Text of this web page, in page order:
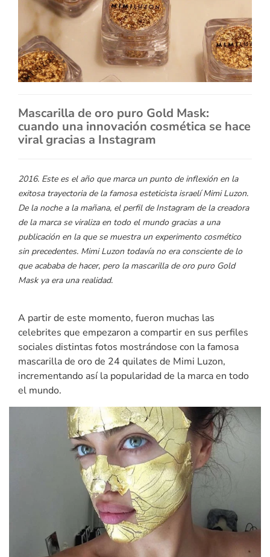
Mascarilla de oro puro Gold Mask:
cuando una innovación cosmética se hace
viral gracias a Instagram
2016. Este es el año que marca un punto de inflexión en la
exitosa trayectoria de la famosa esteticista israelí Mimi Luzon.
De la noche a la mañana, el perfil de Instagram de la creadora
de la marca se viraliza en todo el mundo gracias a una
publicación en la que se muestra un experimento cosmético
sin precedentes. Mimi Luzon todavía no era consciente de lo
que acababa de hacer, pero la mascarilla de oro puro Gold
Mask ya era una realidad.
A partir de este momento, fueron muchas las
celebrites que empezaron a compartir en sus perfiles
sociales distintas fotos mostrándose con la famosa
mascarilla de oro de 24 quilates de Mimi Luzon,
incrementando así la popularidad de la marca en todo
el mundo.